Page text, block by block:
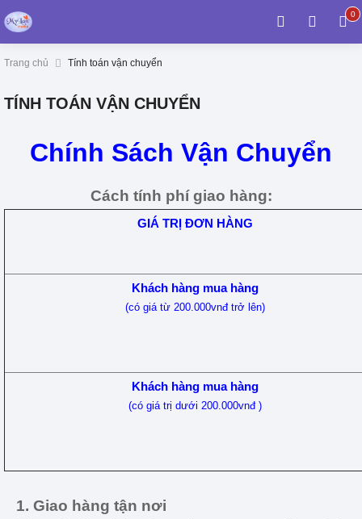
00
Trang chủ Tính toán vận chuyển
TÍNH TOÁN VẬN CHUYỂN
Chính Sách Vận Chuyển
Cách tính phí giao hàng:
GIÁ TRỊ ĐƠN HÀNG
Khách hàng mua hàng
(có giá từ 200.000vnđ trở lên)
Khách hàng mua hàng
(có giá trị dưới 200.000vnđ )
1. Giao hàng tận nơi